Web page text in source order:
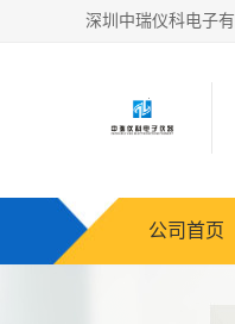
公司首页